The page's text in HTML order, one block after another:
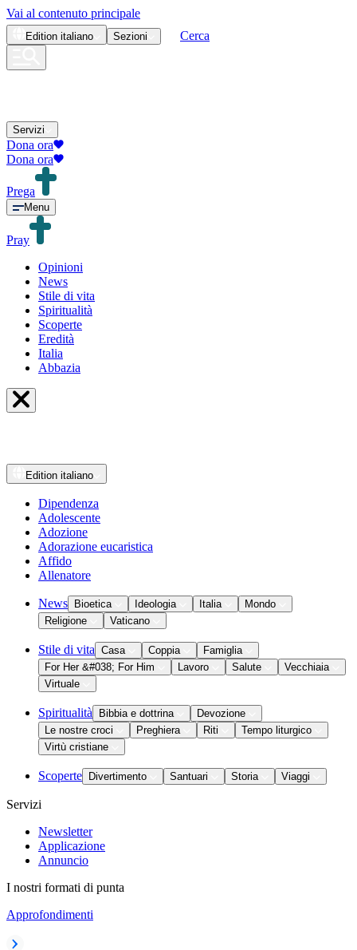
Vai al contenuto principale
Edition italiano Sezioni Cerca
Servizi
Dona ora
Dona ora
Prega
Menu
Pray
Opinioni
News
Stile di vita
Spiritualità
Scoperte
Eredità
Italia
Abbazia
Edition italiano
Dipendenza
Adolescente
Adozione
Adorazione eucaristica
Affido
Allenatore
News Bioetica Ideologia Italia
Mondo
Religione
Vaticano
Stile di vita Casa Coppia
Famiglia
For Her &#038; For Him
Lavoro Salute
Vecchiaia
Virtuale
Spiritualità Bibbia e dottrina
Devozione
Le nostre croci
Preghiera Riti
Tempo liturgico
Virtù cristiane
Scoperte Divertimento Santuari Storia Viaggi
Servizi
Newsletter
Applicazione
Annuncio
I nostri formati di punta
Approfondimenti